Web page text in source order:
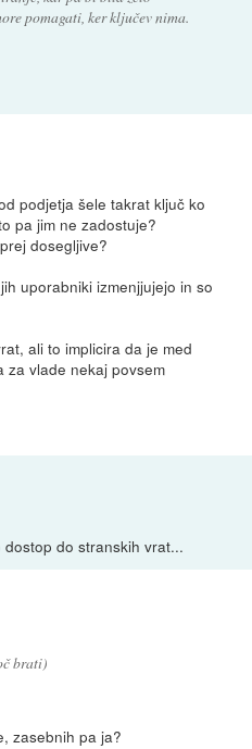
pomagati, ker ključev nima.
podjetja šele takrat ključ ko
pa jim ne zadostuje?
dosegljive?
uporabniki izmenjjujejo in so
ali to implicira da je med
za vlade nekaj povsem
do stranskih vrat...
brati)
zasebnih pa ja?